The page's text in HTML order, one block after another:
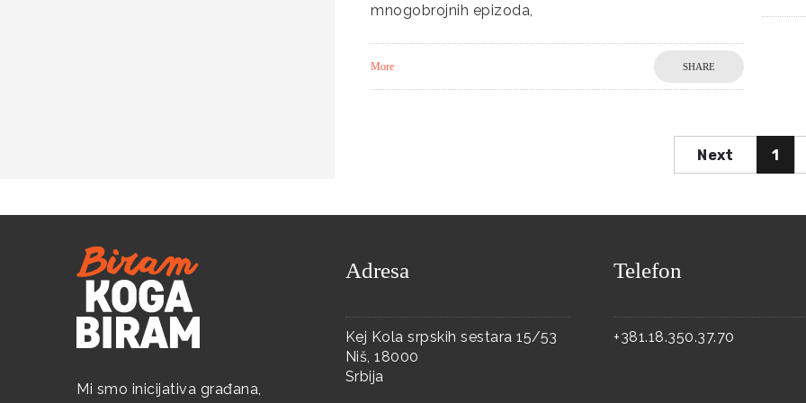
mnogobrojnih epizoda,
More SHARE
Next 1
Mi smo inicijativa građana,
Adresa
Kej Kola srpskih sestara 15/53
Niš, 18000
Srbija
Telefon
+381.18.350.37.70